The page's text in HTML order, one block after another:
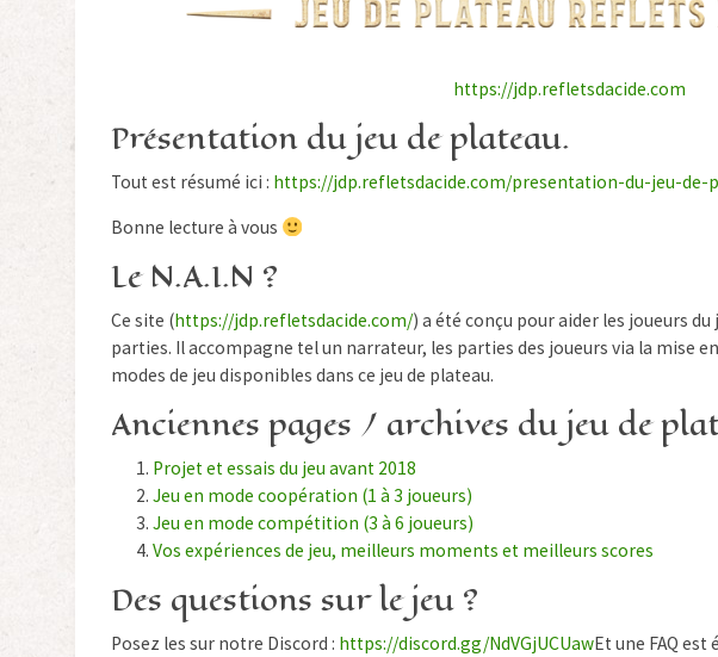
https://jdp.refletsdacide.com
Présentation du jeu de plateau.
Tout est résumé ici : https://jdp.refletsdacide.com/presentation-du-jeu-de-
Bonne lecture à vous
Le N.A.I.N ?
Ce site (https://jdp.refletsdacide.com/) a été conçu pour aider les joueurs du
parties. Il accompagne tel un narrateur, les parties des joueurs via la mise
modes de jeu disponibles dans ce jeu de plateau.
Anciennes pages / archives du jeu de
Projet et essais du jeu avant 2018
Jeu en mode coopération (1 à 3 joueurs)
Jeu en mode compétition (3 à 6 joueurs)
Vos expériences de jeu, meilleurs moments et meilleurs scores
Des questions sur le jeu ?
Posez les sur notre Discord : https://discord.gg/NdVGjUCUawEt une FAQ